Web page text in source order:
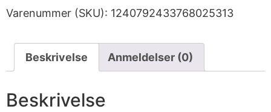
Varenummer (SKU): 1240792433768025313
Beskrivelse Anmeldelser (0)
Beskrivelse